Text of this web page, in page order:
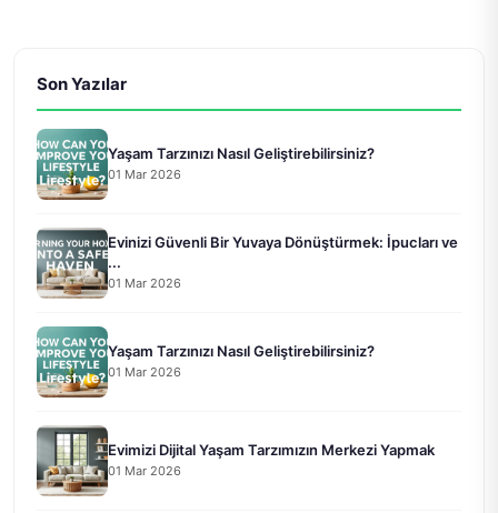
Son Yazılar
Yaşam Tarzınızı Nasıl Geliştirebilirsiniz?
01 Mar 2026
Evinizi Güvenli Bir Yuvaya Dönüştürmek: İpucları ve
...
01 Mar 2026
Yaşam Tarzınızı Nasıl Geliştirebilirsiniz?
01 Mar 2026
Evimizi Dijital Yaşam Tarzımızın Merkezi Yapmak
01 Mar 2026